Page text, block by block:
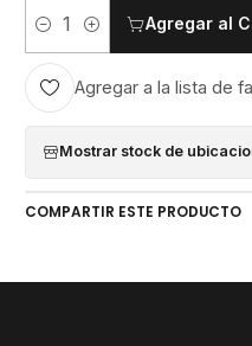
Cantidad
Agregar al
Agregar a la lista de
Mostrar stock de
COMPARTIR ESTE PRODUCTO